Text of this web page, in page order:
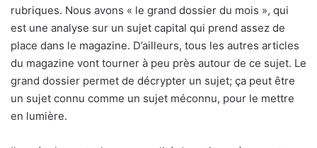
rubriques. Nous avons « le grand dossier du mois », qui
est une analyse sur un sujet capital qui prend assez de
place dans le magazine. D’ailleurs, tous les autres articles
du magazine vont tourner à peu près autour de ce sujet. Le
grand dossier permet de décrypter un sujet; ça peut être
un sujet connu comme un sujet méconnu, pour le mettre
en lumière.